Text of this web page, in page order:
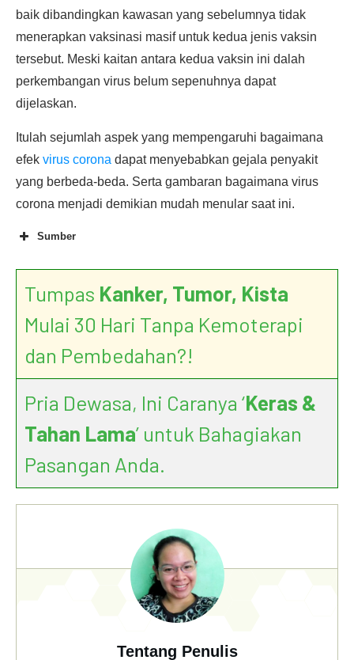
baik dibandingkan kawasan yang sebelumnya tidak
menerapkan vaksinasi masif untuk kedua jenis vaksin
tersebut. Meski kaitan antara kedua vaksin ini dalah
perkembangan virus belum sepenuhnya dapat
dijelaskan.
Itulah sejumlah aspek yang mempengaruhi bagaimana
efek virus corona dapat menyebabkan gejala penyakit
yang berbeda-beda. Serta gambaran bagaimana virus
corona menjadi demikian mudah menular saat ini.
Sumber
Tumpas Kanker, Tumor, Kista
Mulai 30 Hari Tanpa Kemoterapi
dan Pembedahan?!
Pria Dewasa, Ini Caranya ‘Keras &
Tahan Lama’ untuk Bahagiakan
Pasangan Anda.
Tentang Penulis